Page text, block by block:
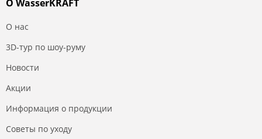
О WasserKRAFT
О нас
3D-тур по шоу-руму
Новости
Акции
Информация о продукции
Советы по уходу